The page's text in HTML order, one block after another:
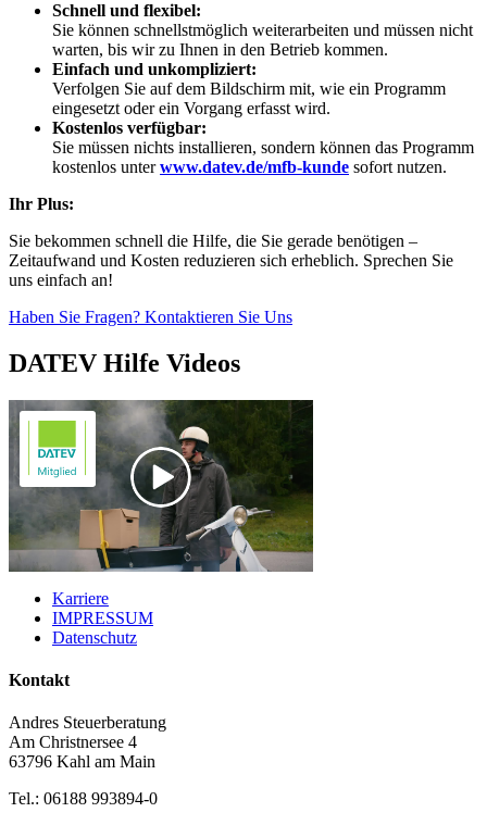
Schnell und flexibel:
Sie können schnellstmöglich weiterarbeiten und müssen nicht
warten, bis wir zu Ihnen in den Betrieb kommen.
Einfach und unkompliziert:
Verfolgen Sie auf dem Bildschirm mit, wie ein Programm
eingesetzt oder ein Vorgang erfasst wird.
Kostenlos verfügbar:
Sie müssen nichts installieren, sondern können das Programm
kostenlos unterwww.datev.de/mfb-kunde sofort nutzen.
Ihr Plus:
Sie bekommen schnell die Hilfe, die Sie gerade benötigen –
Zeitaufwand und Kosten reduzieren sich erheblich. Sprechen Sie
uns einfach an!
Haben Sie Fragen? Kontaktieren Sie Uns
DATEV Hilfe Videos
Karriere
IMPRESSUM
Datenschutz
Kontakt
Andres Steuerberatung
Am Christnersee 4
63796 Kahl am Main
Tel.: 06188 993894-0